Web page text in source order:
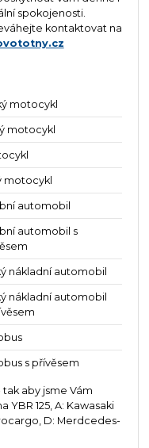
spokojenosti.
kontaktovat na
motocykl
motocykl
motocykl
automobil
automobil s
nákladní automobil
nákladní automobil
s přívěsem
aby jsme Vám
YBR 125, A: Kawasaki
D: Merdcedes-